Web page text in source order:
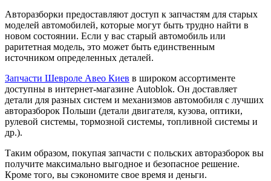
Авторазборки предоставляют доступ к запчастям для старых
моделей автомобилей, которые могут быть трудно найти в
новом состоянии. Если у вас старый автомобиль или
раритетная модель, это может быть единственным
источником определенных деталей.
Запчасти Шевроле Авео Киев в широком ассортименте
доступны в интернет-магазине Autoblok. Он доставляет
детали для разных систем и механизмов автомобиля с лучших
авторазборок Польши (детали двигателя, кузова, оптики,
рулевой системы, тормозной системы, топливной системы и
др.).
Таким образом, покупая запчасти с польских авторазборок вы
получите максимально выгодное и безопасное решение.
Кроме того, вы сэкономите свое время и деньги.